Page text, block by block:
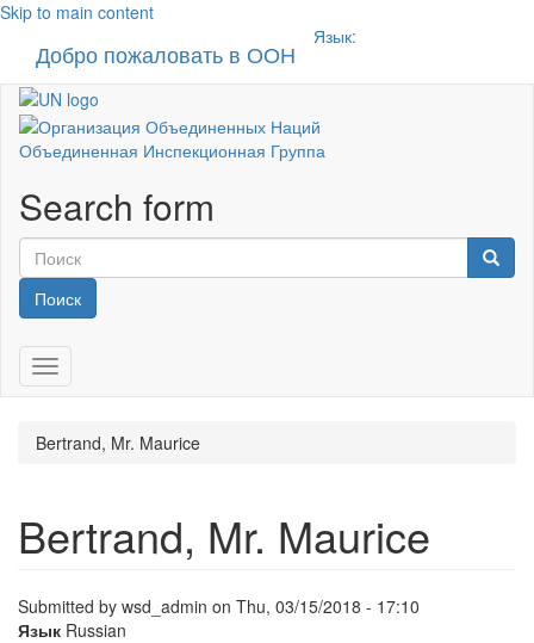
Skip to main content
Добро пожаловать в ООН
Язык:
Объединенная Инспекционная Группа
Search form
Поиск
Toggle navigation
Bertrand, Mr. Maurice
Bertrand, Mr. Maurice
Submitted by wsd_admin on Thu, 03/15/2018 - 17:10
Язык Russian